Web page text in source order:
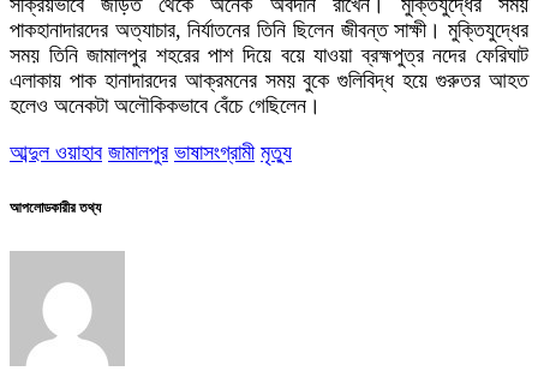
পাকহানাদারদের অত্যাচার, নির্যাতনের তিনি ছিলেন জীবন্ত সাক্ষী। মুক্তিযুদ্ধের
সময় তিনি জামালপুর শহরের পাশ দিয়ে বয়ে যাওয়া ব্রহ্মপুত্র নদের ফেরিঘাট
এলাকায় পাক হানাদারদের আক্রমনের সময় বুকে গুলিবিদ্ধ হয়ে গুরুতর আহত
হলেও অনেকটা অলৌকিকভাবে বেঁচে গেছিলেন।
আব্দুল ওয়াহাব জামালপুর ভাষাসংগ্রামী মৃত্যু
আপলোডকারীর তথ্য